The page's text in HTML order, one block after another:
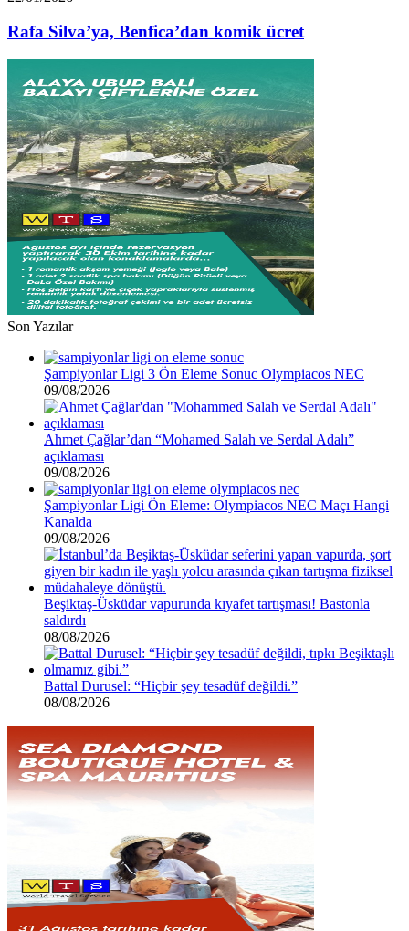
borcu
var”
Benfica’dan
ücret
Rafa Silva’ya, Benfica’dan komik ücret
Son Yazılar
Şampiyonlar Ligi 3 Ön Eleme Sonuc Olympiacos NEC
09/08/2026
Ahmet Çağlar’dan “Mohamed Salah ve Serdal Adalı”
açıklaması
09/08/2026
Şampiyonlar Ligi Ön Eleme: Olympiacos NEC Maçı Hangi
Kanalda
09/08/2026
Beşiktaş-Üsküdar vapurunda kıyafet tartışması! Bastonla
saldırdı
08/08/2026
Battal Durusel: “Hiçbir şey tesadüf değildi.”
08/08/2026